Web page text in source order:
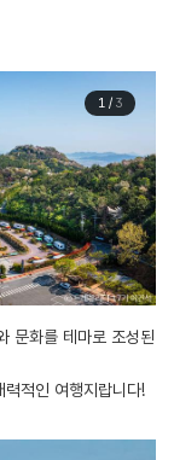
1/ 3
문화를 테마로 조성된
적인 여행지랍니다!